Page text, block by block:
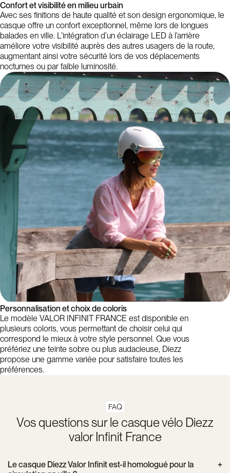
Confort et visibilité en milieu urbain
Avec ses finitions de haute qualité et son design ergonomique, le
casque offre un confort exceptionnel, même lors de longues
balades en ville. L’intégration d’un éclairage LED à l’arrière
améliore votre visibilité auprès des autres usagers de la route,
augmentant ainsi votre sécurité lors de vos déplacements
nocturnes ou par faible luminosité.
Personnalisation et choix de coloris
Le modèle VALOR INFINIT FRANCE est disponible en
plusieurs coloris, vous permettant de choisir celui qui
correspond le mieux à votre style personnel. Que vous
préfériez une teinte sobre ou plus audacieuse, Diezz
propose une gamme variée pour satisfaire toutes les
préférences.
FAQ
Vos questions sur le casque vélo Diezz
valor Infinit France
Le casque Diezz Valor Infinit est-il homologué pour la